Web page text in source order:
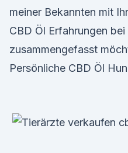
meiner Bekannten mit
CBD Öl Erfahrungen
zusammengefasst
Persönliche CBD Öl